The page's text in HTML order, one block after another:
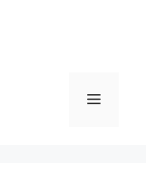
Meniu